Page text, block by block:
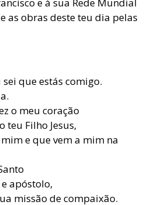
e à sua Rede Mundial
as obras deste teu dia pelas
que estás comigo.
o meu coração
teu Filho Jesus,
e que vem a mim na
apóstolo,
missão de compaixão.